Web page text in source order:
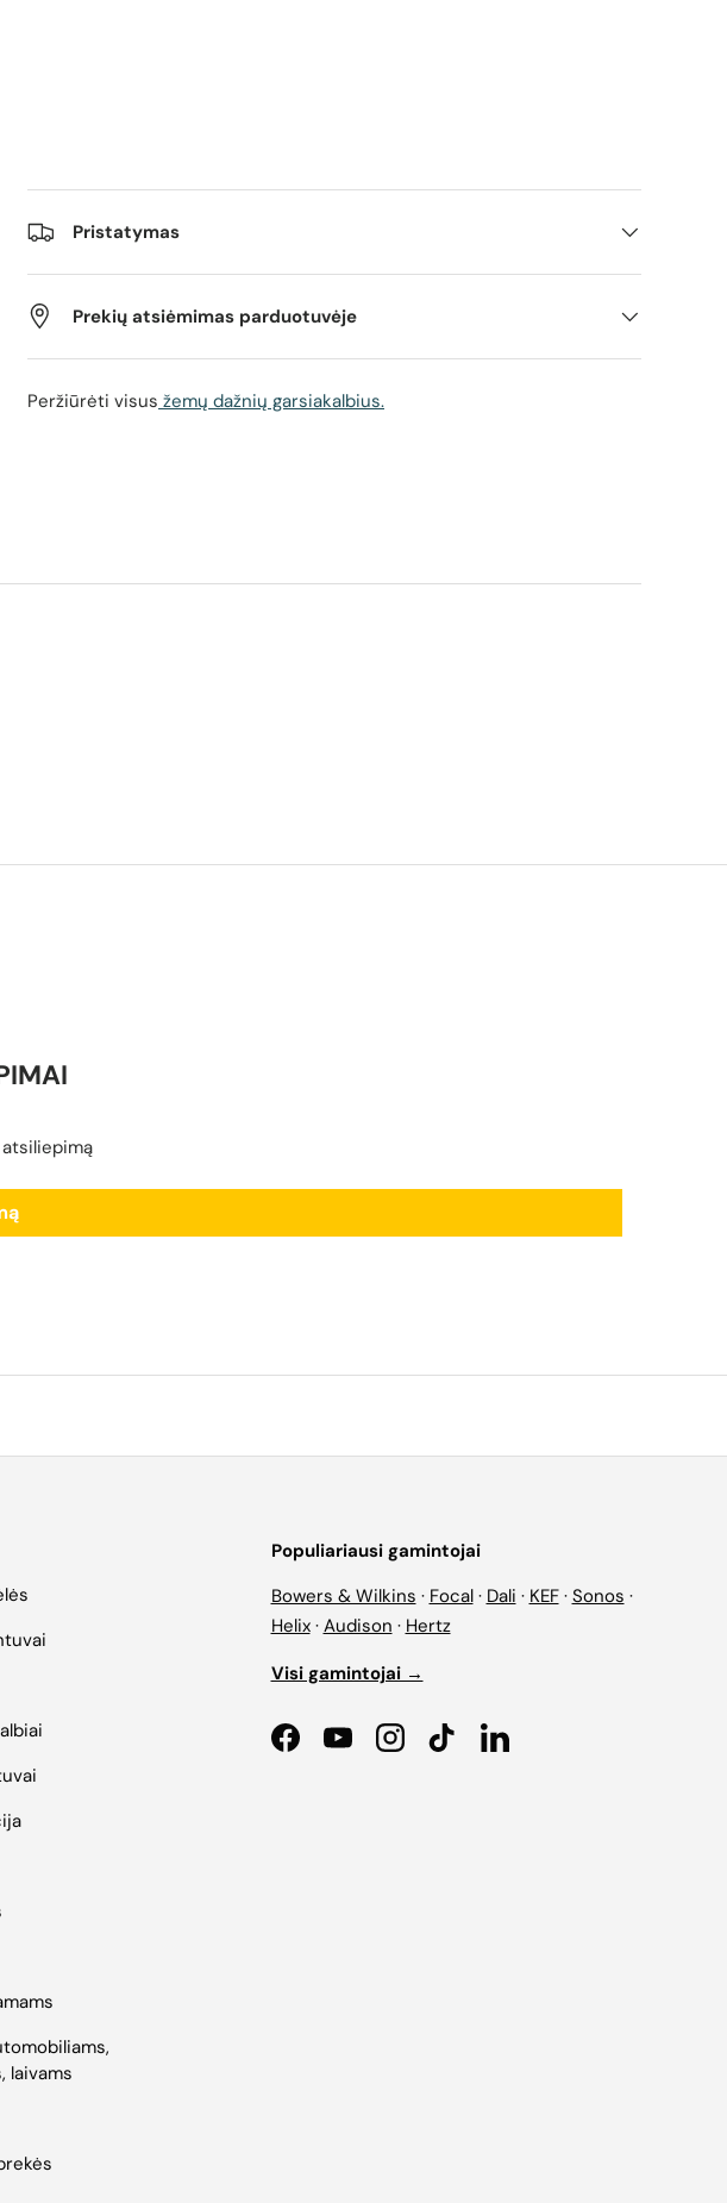
Pristatymas
Prekių atsiėmimas parduotuvėje
Peržiūrėti visus žemų dažnių garsiakalbius.
laivams
Populiariausi gamintojai
Bowers & Wilkins · Focal· Dali · KEF· Sonos ·
Helix· Audison · Hertz
Visi gamintojai →
FacebookYouTubeInstagramTikTokLinkedIn